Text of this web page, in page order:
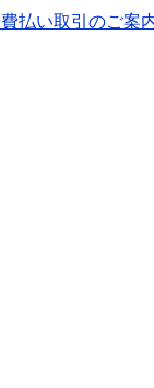
払い取引のご案